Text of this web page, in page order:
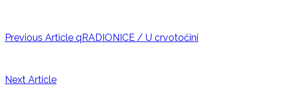
Previous Article qRADIONICE / U crvotočini
Next Article